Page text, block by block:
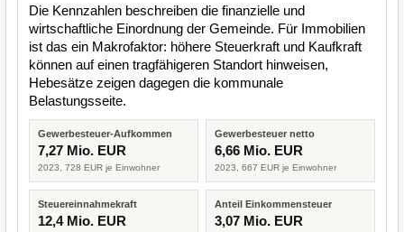
Die Kennzahlen beschreiben die finanzielle und
wirtschaftliche Einordnung der Gemeinde. Für Immobilien
ist das ein Makrofaktor: höhere Steuerkraft und Kaufkraft
können auf einen tragfähigeren Standort hinweisen,
Hebesätze zeigen dagegen die kommunale
Belastungsseite.
Gewerbesteuer-Aufkommen
7,27 Mio. EUR
2023, 728 EUR je Einwohner
Gewerbesteuer netto
6,66 Mio. EUR
2023, 667 EUR je Einwohner
Steuereinnahmekraft
12,4 Mio. EUR
Anteil Einkommensteuer
3,07 Mio. EUR